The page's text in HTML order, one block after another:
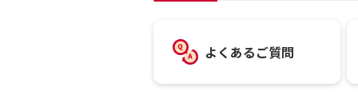
よくあるご質問